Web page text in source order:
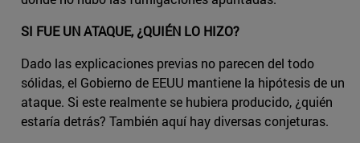
SI FUE UN ATAQUE, ¿QUIÉN LO HIZO?
Dado las explicaciones previas no parecen del todo
sólidas, el Gobierno de EEUU mantiene la hipótesis de un
ataque. Si este realmente se hubiera producido, ¿quién
estaría detrás? También aquí hay diversas conjeturas.